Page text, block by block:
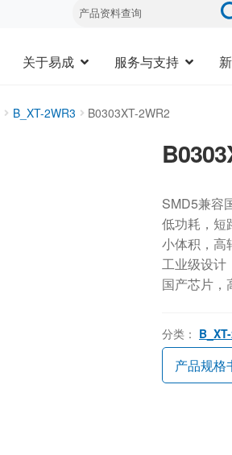
关于易成 服务与支持
B_XT-2WR3 B0303XT-2WR2
SMD5兼容
低功耗，短
小体积，高
工业级设计
国产芯片，
分类：
产品规格